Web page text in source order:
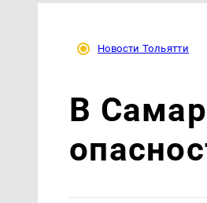
Новости Тольятти
В